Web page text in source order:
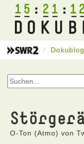
15 21
Dokublog
O-Ton (Atmo) von